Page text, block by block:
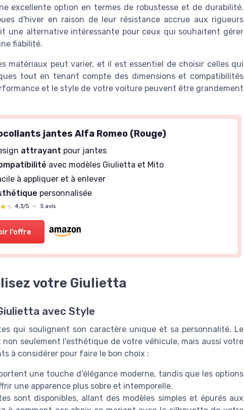
excellente option en termes de robustesse et de durabilité.
d'hiver en raison de leur résistance accrue aux rigueurs
une alternative intéressante pour ceux qui souhaitent gérer
fiabilité.
matériaux peut varier, et il est essentiel de choisir celles qui
tout en tenant compte des dimensions et compatibilités
et le style de votre voiture peuvent être grandement
jantes Alfa Romeo (Rouge)
attrayant pour jantes
avec modèles Giulietta et Mito
à appliquer et à enlever
personnalisée
4,3/5 — 5 avis
l'offre
votre Giulietta
avec Style
qui soulignent son caractère unique et sa personnalité. Le
seulement l'esthétique de votre véhicule, mais aussi votre
à considérer pour faire le bon choix :
une touche d'élégance moderne, tandis que les options
une apparence plus sobre et intemporelle.
sont disponibles, allant des modèles simples et épurés aux